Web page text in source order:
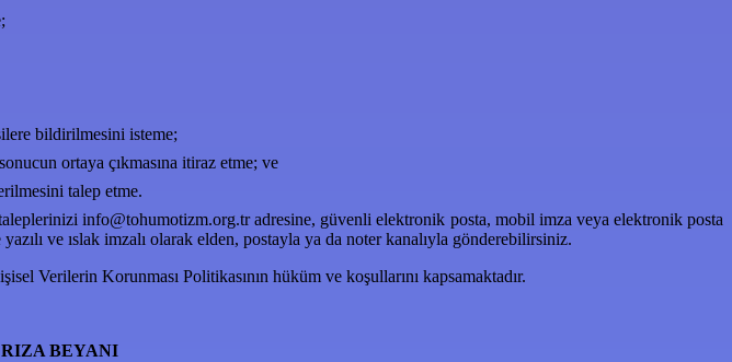
bildirilmesini isteme;
ortaya çıkmasına itiraz etme; ve
talep etme.
info@tohumotizm.org.tradresine, güvenli elektronik posta, mobil imza veya elektronik posta
yazılı ve ıslak imzalı olarak elden, postayla ya da noter kanalıyla gönderebilirsiniz.
Verilerin Korunması Politikasının hüküm ve koşullarını kapsamaktadır.
BEYANI